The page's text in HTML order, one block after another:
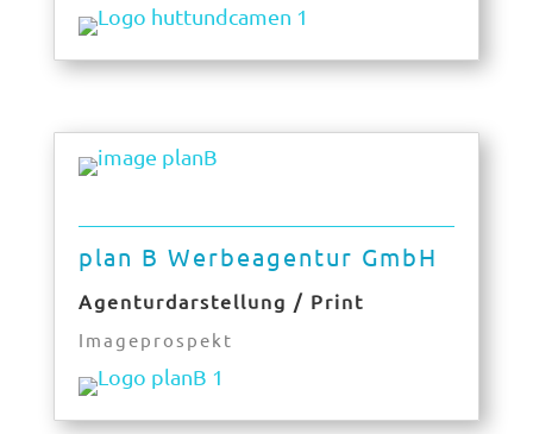
plan B Werbeagentur GmbH
Agenturdarstellung / Print
Imageprospekt